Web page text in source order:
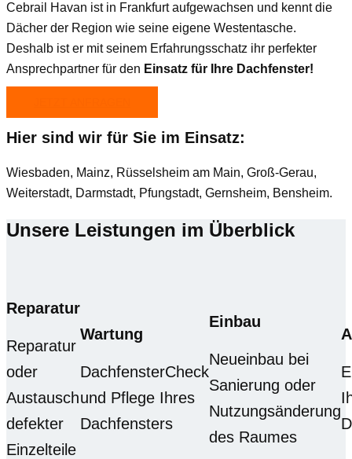
Cebrail Havan ist in Frankfurt aufgewachsen und kennt die
Dächer der Region wie seine eigene Westentasche.
Deshalb ist er mit seinem Erfahrungsschatz ihr perfekter
Ansprechpartner für den Einsatz für Ihre Dachfenster!
Hier sind wir für Sie im Einsatz:
Wiesbaden, Mainz, Rüsselsheim am Main, Groß-Gerau,
Weiterstadt, Darmstadt, Pfungstadt, Gernsheim, Bensheim.
Unsere Leistungen im Überblick
Reparatur
Reparatur
oder
Austausch
defekter
Einzelteile
Wartung
DachfensterCheck
und Pflege Ihres
Dachfensters
Einbau
Neueinbau bei
Sanierung oder
Nutzungsänderung
des Raumes